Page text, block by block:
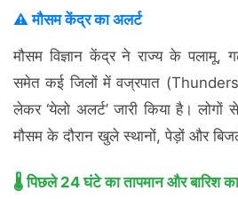
⚠️ मौसम केंद्र का अलर्ट
मौसम विज्ञान केंद्र ने राज्य के पलामू,
समेत कई जिलों में वज्रपात
लेकर ‘येलो अलर्ट’ जारी किया है।
मौसम के दौरान खुले स्थानों, पेड़ों और
🌡️ पिछले 24 घंटे का तापमान और बारिश